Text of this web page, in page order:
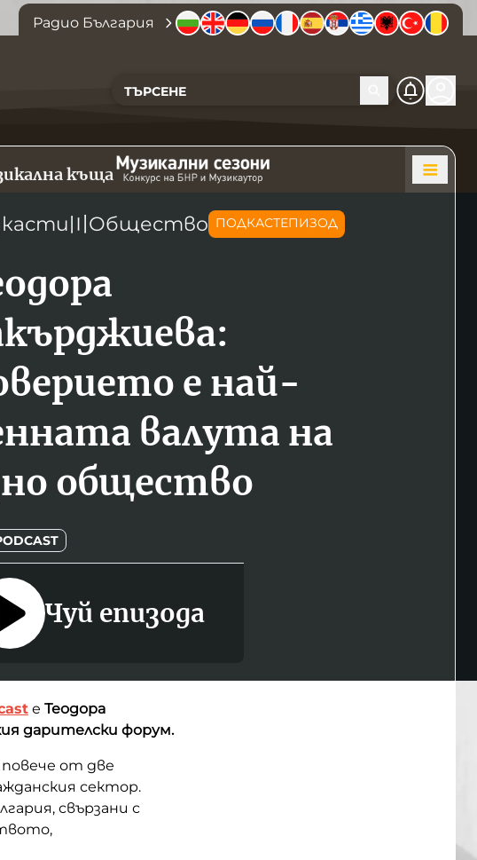
Радио България
къща
〣 Общество ПОДКАСТЕПИЗОД
е най-
валута на
общество
Чуй епизода
е Теодора
дарителски форум.
от две
сектор.
свързани с